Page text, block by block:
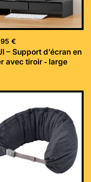
€
– Support d’écran en
avec tiroir ‐ large